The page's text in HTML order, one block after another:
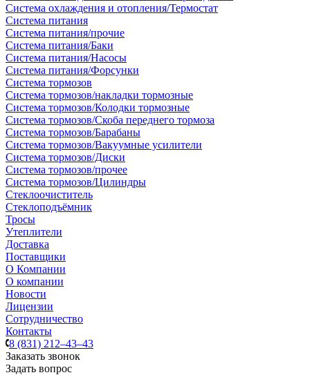
Система охлаждения и отопления/Термостат
Система питания
Система питания/прочие
Система питания/Баки
Система питания/Насосы
Система питания/Форсунки
Система тормозов
Система тормозов/накладки тормозные
Система тормозов/Колодки тормозные
Система тормозов/Скоба переднего тормоза
Система тормозов/Барабаны
Система тормозов/Вакуумные усилители
Система тормозов/Диски
Система тормозов/прочее
Система тормозов/Цилиндры
Стеклоочиститель
Стеклоподъёмник
Тросы
Утеплители
Доставка
Поставщики
О Компании
О компании
Новости
Лицензии
Сотрудничество
Контакты
8 (831) 212–43–43
Заказать звонок
Задать вопрос